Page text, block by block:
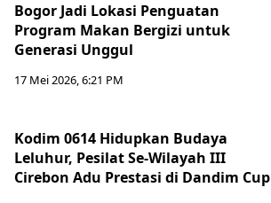
Bogor Jadi Lokasi Penguatan
Program Makan Bergizi untuk
Generasi Unggul
17 Mei 2026, 6:21 PM
Kodim 0614 Hidupkan Budaya
Leluhur, Pesilat Se-Wilayah III
Cirebon Adu Prestasi di Dandim Cup